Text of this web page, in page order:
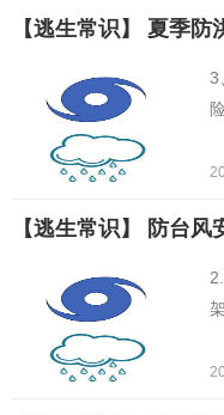
【逃生常识】 夏季
3
【逃生常识】 ​防台风